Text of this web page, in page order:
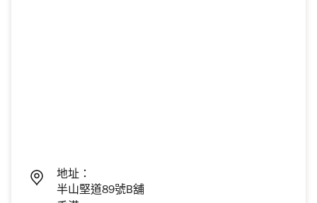
地址：
半山堅道89號B舖